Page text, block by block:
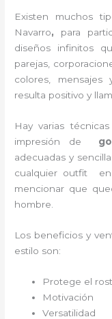
Existen muchos
Navarro, para
diseños infinitos
parejas,
colores,
resulta positivo y
Hay varias
impresión de
adecuadas y
cualquier outfit
mencionar que
hombre.
Los beneficios y
estilo son:
Protege el
Motivación
Versatilidad